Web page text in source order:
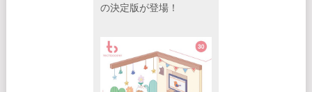
の決定版が登場！